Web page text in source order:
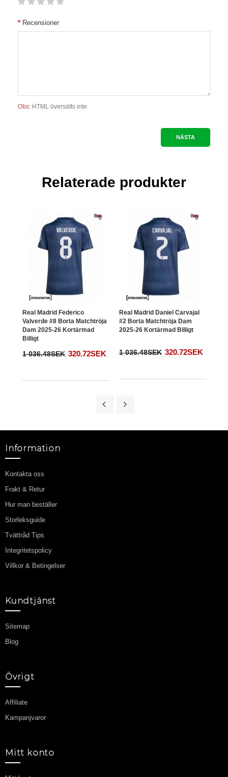
Recensioner
Obs: HTML översätts inte.
NÄSTA
Relaterade produkter
Real Madrid Federico
Valverde #8 Borta Matchtröja
Dam 2025-26 Kortärmad
Billigt
1 036.48SEK 320.72SEK
Real Madrid Daniel Carvajal
#2 Borta Matchtröja Dam
2025-26 Kortärmad Billigt
1 036.48SEK 320.72SEK
Information
Kontakta oss
Frakt & Retur
Hur man beställer
Storleksguide
Tvättråd Tips
Integritetspolicy
Villkor & Betingelser
Kundtjänst
Sitemap
Blog
Övrigt
Affiliate
Kampanjvaror
Mitt konto